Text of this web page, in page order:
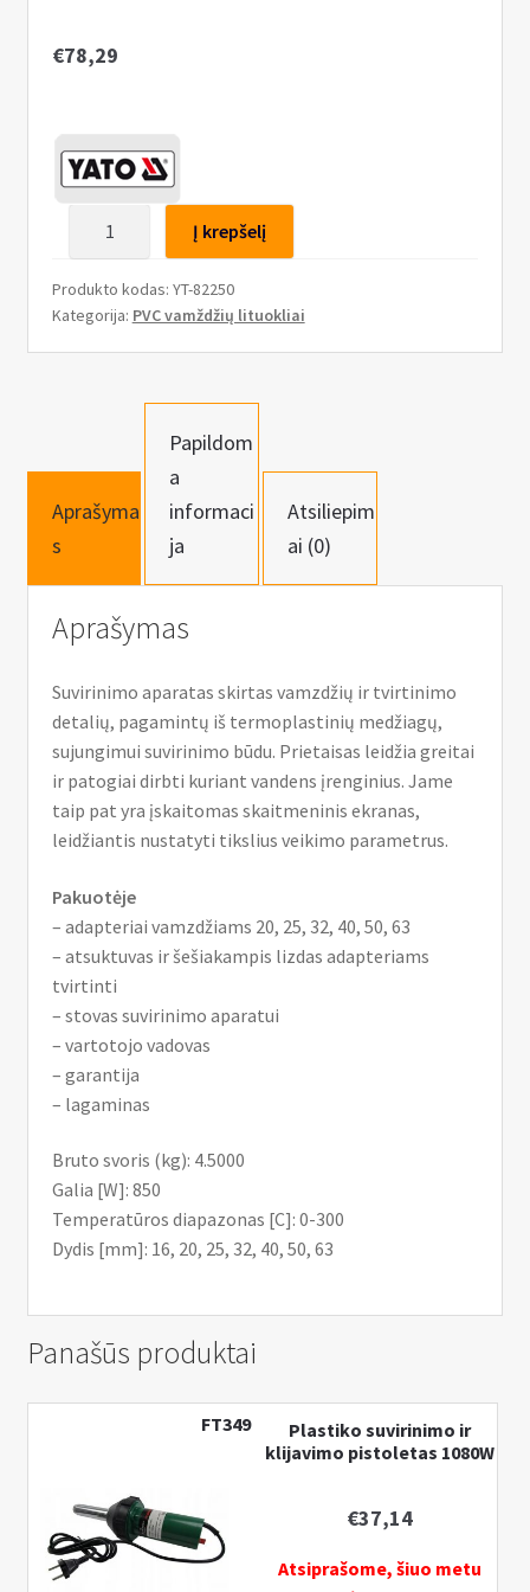
€78,29
Polipropileno
vamzdžių
Į krepšelį
Produkto kodas: YT-82250
Kategorija: PVC vamždžių lituokliai
Aprašyma
s
Papildom
a
informaci
ja
Atsiliepim
ai (0)
Aprašymas
Suvirinimo aparatas skirtas vamzdžių ir tvirtinimo
detalių, pagamintų iš termoplastinių medžiagų,
sujungimui suvirinimo būdu. Prietaisas leidžia greitai
ir patogiai dirbti kuriant vandens įrenginius. Jame
taip pat yra įskaitomas skaitmeninis ekranas,
leidžiantis nustatyti tikslius veikimo parametrus.
Pakuotėje
– adapteriai vamzdžiams 20, 25, 32, 40, 50, 63
– atsuktuvas ir šešiakampis lizdas adapteriams
tvirtinti
– stovas suvirinimo aparatui
– vartotojo vadovas
– garantija
– lagaminas
Bruto svoris (kg): 4.5000
Galia [W]: 850
Temperatūros diapazonas [C]: 0-300
Dydis [mm]: 16, 20, 25, 32, 40, 50, 63
Panašūs produktai
FT349
Plastiko suvirinimo ir
klijavimo pistoletas 1080W
€37,14
Atsiprašome, šiuo metu